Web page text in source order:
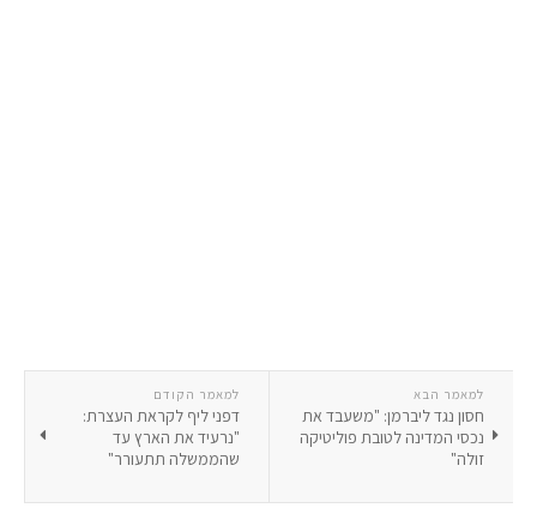
למאמר הקודם
דפני ליף לקראת העצרת:
"נרעיד את הארץ עד
שהממשלה תתעורר"
למאמר הבא
חסון נגד ליברמן: "משעבד את
נכסי המדינה לטובת פוליטיקה
זולה"